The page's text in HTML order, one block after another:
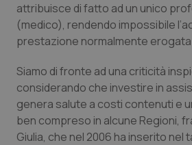
Lombardia
Molise
Piemonte
Dolore
Epatiti
HIV
attribuisce di fatto ad un unico
(medico), rendendo impossibile
prestazione normalmente erogata
Siamo di fronte ad una criticità
considerando che investire in
genera salute a costi contenuti e
ben compreso in alcune Regioni,
Giulia, che nel 2006 ha inserito nel